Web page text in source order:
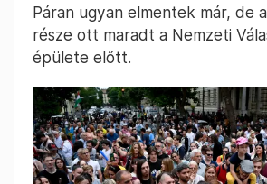
Páran ugyan elmentek már, de
része ott maradt a Nemzeti
épülete előtt.